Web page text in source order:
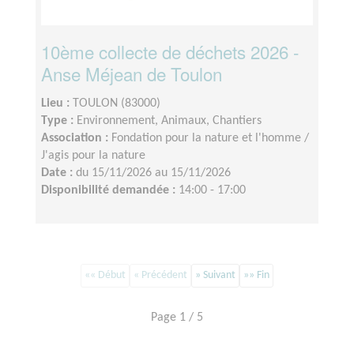
10ème collecte de déchets 2026 -
Anse Méjean de Toulon
Lieu :
TOULON (83000)
Type : Environnement, Animaux, Chantiers
Association : Fondation pour la nature et l'homme /
J'agis pour la nature
Date : du 15/11/2026 au 15/11/2026
Disponibilité demandée : 14:00 - 17:00
«« Début « Précédent » Suivant »» Fin
Page 1 / 5